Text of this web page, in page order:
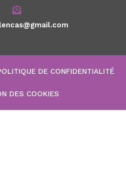
DE CONFIDENTIALITÉ
DES COOKIES